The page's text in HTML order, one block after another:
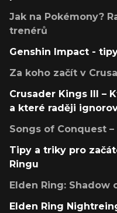
Jak na Pokémony?
trenérů
Genshin Impact -
Za koho začít v
Crusader Kings III –
a které raději
Songs of Conquest
Tipy a triky pro
Ringu
Elden Ring:
Elden Ring